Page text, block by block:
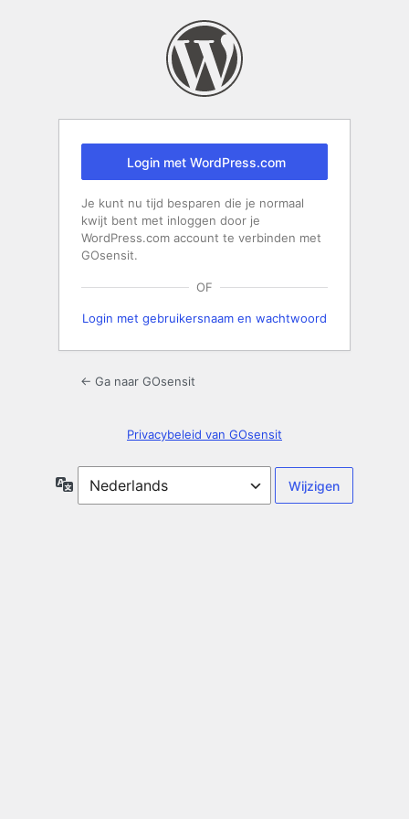
Login met WordPress.com
Je kunt nu tijd besparen die je normaal
kwijt bent met inloggen door je
WordPress.com account te verbinden met
GOsensit.
OF
Login met gebruikersnaam en wachtwoord
← Ga naar GOsensit
Privacybeleid van GOsensit
Taal